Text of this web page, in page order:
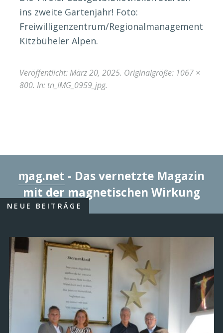
ins zweite Gartenjahr! Foto:
Freiwilligenzentrum/Regionalmanagement
Kitzbüheler Alpen.
Veröffentlicht:März 20, 2025. Originalgröße: 1067 ×
800. In: tn_IMG_0959_jpg.
ɱag.net - Das vernetzte Magazin
mit der magnetischen Wirkung
NEUE BEITRÄGE